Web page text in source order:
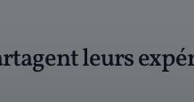
leurs